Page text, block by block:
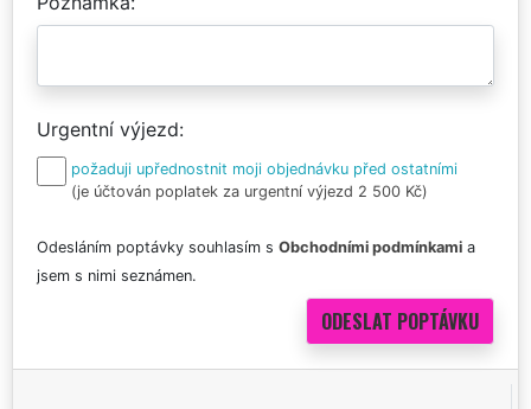
Urgentní výjezd
požaduji upřednostnit moji objednávku před ostatními
(je účtován poplatek za urgentní výjezd 2 500 Kč)
Odesláním poptávky souhlasím s Obchodními podmínkami a
jsem s nimi seznámen.